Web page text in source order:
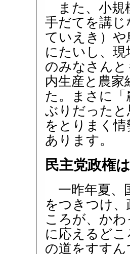
また、小規
手だてを講じ
ていえき）
にたいし、
のみなさん
内生産と農
た。まさに
ぶりだった
をとりまく
あります。
民主党政権
一昨年夏、
をつきつけ
ころが、か
に応えるど
の道をすす